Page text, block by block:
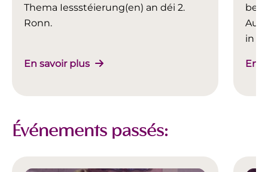
Thema Iessstéierung(en) an déi 2.
Ronn.
En savoir plus
in
En
Événements passés: